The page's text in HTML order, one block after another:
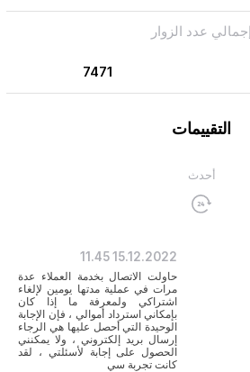
إجمالي عدد الزوار
7471
التقييمات
أحدث
15.12.2022
11.45
حاولت الاتصال بخدمة العملاء عدة
مرات في عملية مدتها يومين لإلغاء
اشتراكي ولمعرفة ما إذا كان
بإمكاني استرداد أموالي ، فإن الإجابة
الوحيدة التي أحصل عليها هي الرجاء
إرسال بريد إلكتروني ، ولا يمكنني
الحصول على إجابة لأسئلتي ، لقد
كانت تجربة سي